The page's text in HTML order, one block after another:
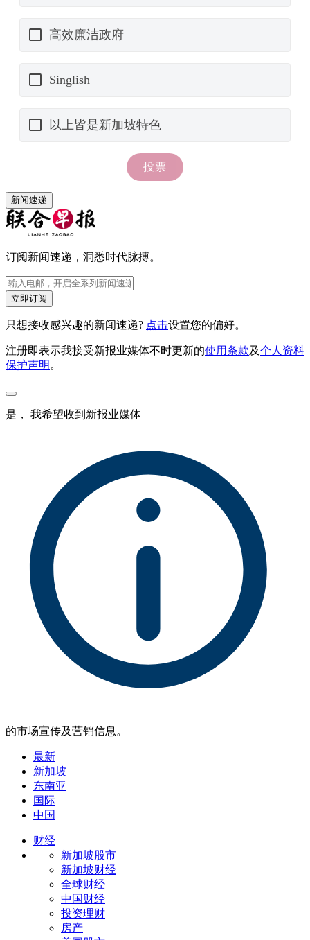
新闻速递
订阅新闻速递，洞悉时代脉搏。
立即订阅
只想接收感兴趣的新闻速递? 点击设置您的偏好。
注册即表示我接受新报业媒体不时更新的使用条款及个人资料
保护声明 。
是， 我希望收到新报业媒体
的市场宣传及营销信息。
最新
新加坡
东南亚
国际
中国
财经
新加坡股市
新加坡财经
全球财经
中国财经
投资理财
房产